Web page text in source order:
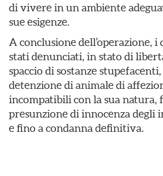
di vivere in un ambiente
sue esigenze.
A conclusione dell’operazione,
stati denunciati, in stato di
spaccio di sostanze
detenzione di animale di
incompatibili con la sua natura,
presunzione di innocenza degli
e fino a condanna definitiva.